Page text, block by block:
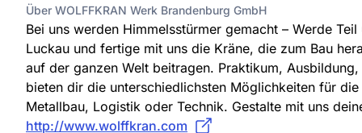
Über WOLFFKRAN Werk Brandenburg GmbH
Bei uns werden Himmelsstürmer gemacht – Werde Teil
Luckau und fertige mit uns die Kräne, die zum Bau
auf der ganzen Welt beitragen. Praktikum,
bieten dir die unterschiedlichsten Möglichkeiten für die
Metallbau, Logistik oder Technik. Gestalte mit uns
http://www.wolffkran.com